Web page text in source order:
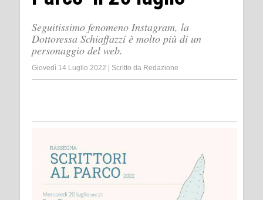
Seguitissimo fenomeno Instagram, la
Dottoressa Schiaffazzi è molto più di un
personaggio del web.
Giovedì 14 Luglio 2022 Scritto da Redazione